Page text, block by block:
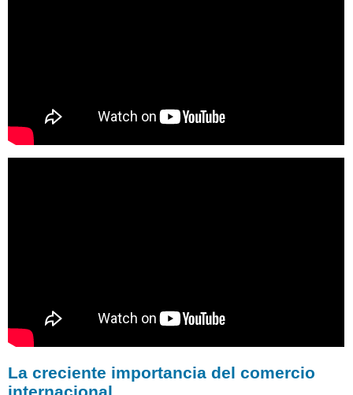
La creciente importancia del comercio